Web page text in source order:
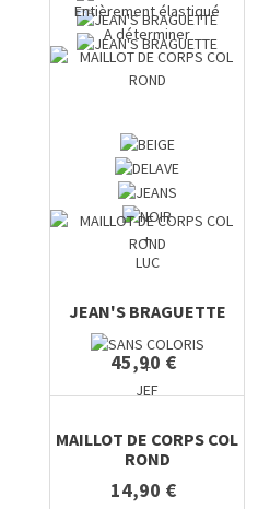
+
LUC
JEAN'S BRAGUETTE
45,90 €
Entièrement élastiqué
A déterminer
+
JEF
MAILLOT DE CORPS COL
ROND
14,90 €